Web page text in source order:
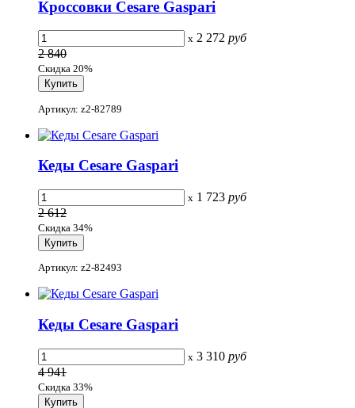
Кроссовки Cesare Gaspari
x 2 272 руб
2 840
Скидка 20%
Артикул: z2-82789
Кеды Cesare Gaspari
x 1 723 руб
2 612
Скидка 34%
Артикул: z2-82493
Кеды Cesare Gaspari
x 3 310 руб
4 941
Скидка 33%